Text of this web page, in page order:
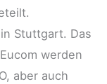
Stuttgart. Das
werden
aber auch